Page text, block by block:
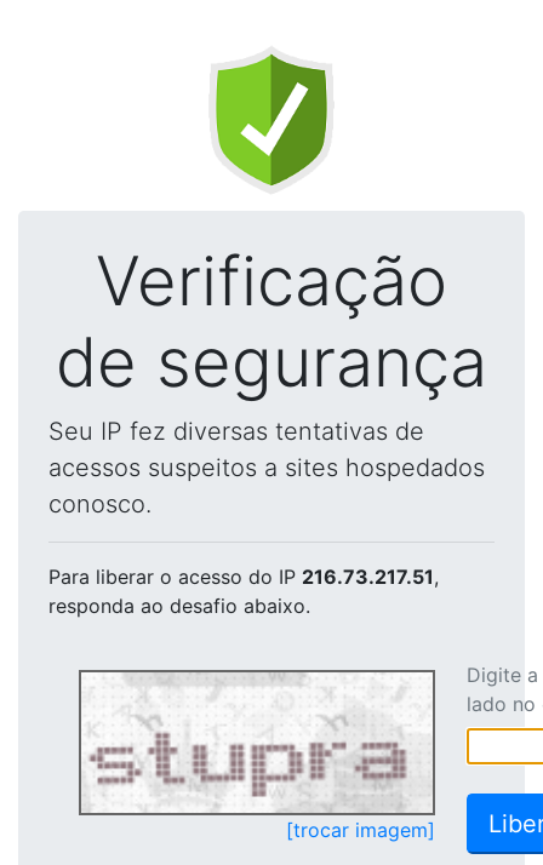
Verificação
de segurança
Seu IP fez diversas tentativas de
acessos suspeitos a sites hospedados
conosco.
Para liberar o acesso do IP 216.73.217.51,
responda ao desafio abaixo.
[trocar imagem]
Digite
lado no